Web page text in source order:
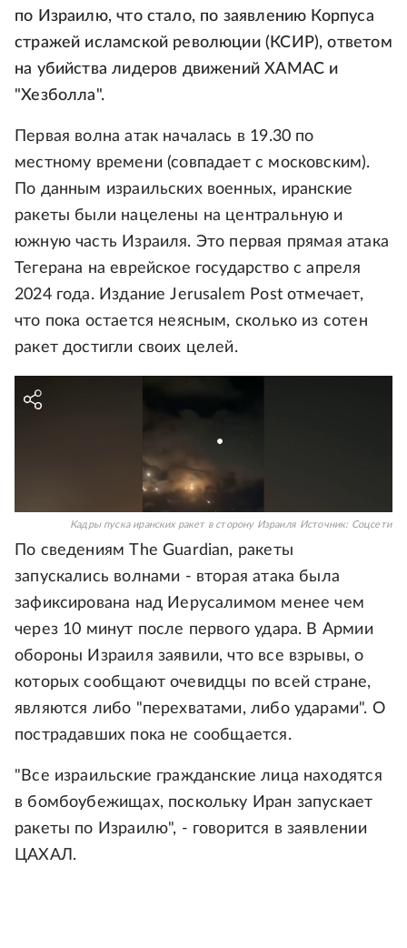
по Израилю, что стало, по заявлению Корпуса
стражей исламской революции (КСИР), ответом
на убийства лидеров движений ХАМАС и
"Хезболла".
Первая волна атак началась в 19.30 по
местному времени (совпадает с московским).
По данным израильских военных, иранские
ракеты были нацелены на центральную и
южную часть Израиля. Это первая прямая атака
Тегерана на еврейское государство с апреля
2024 года. Издание Jerusalem Post отмечает,
что пока остается неясным, сколько из сотен
ракет достигли своих целей.
Кадры пуска иранских ракет в сторону Израиля Источник: Соцсети
По сведениям The Guardian, ракеты
запускались волнами - вторая атака была
зафиксирована над Иерусалимом менее чем
через 10 минут после первого удара. В Армии
обороны Израиля заявили, что все взрывы, о
которых сообщают очевидцы по всей стране,
являются либо "перехватами, либо ударами". О
пострадавших пока не сообщается.
"Все израильские гражданские лица находятся
в бомбоубежищах, поскольку Иран запускает
ракеты по Израилю", - говорится в заявлении
ЦАХАЛ.